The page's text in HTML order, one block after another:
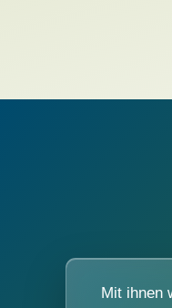
Mit ihnen